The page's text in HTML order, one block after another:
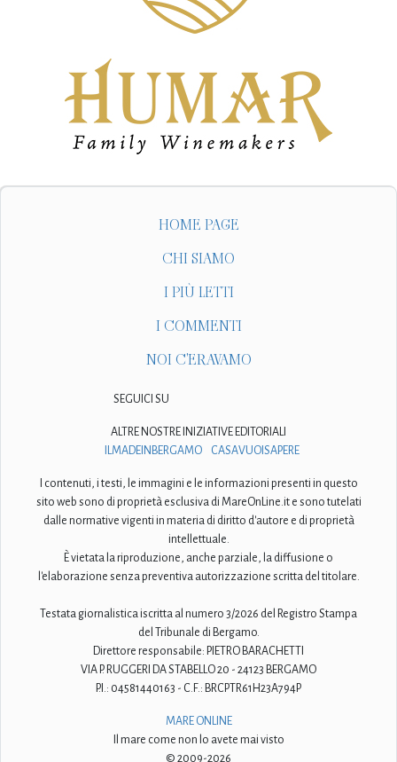
HOME PAGE
CHI SIAMO
I PIÙ LETTI
I COMMENTI
NOI C'ERAVAMO
SEGUICI SU
ALTRE NOSTRE INIZIATIVE EDITORIALI
ILMADEINBERGAMO
CASAVUOISAPERE
I contenuti, i testi, le immagini e le informazioni presenti in questo
sito web sono di proprietà esclusiva di MareOnLine.it e sono tutelati
dalle normative vigenti in materia di diritto d'autore e di proprietà
intellettuale.
È vietata la riproduzione, anche parziale, la diffusione o
l'elaborazione senza preventiva autorizzazione scritta del titolare.
Testata giornalistica iscritta al numero 3/2026 del Registro Stampa
del Tribunale di Bergamo.
Direttore responsabile: PIETRO BARACHETTI
VIA P. RUGGERI DA STABELLO 20 - 24123 BERGAMO
P.I.: 04581440163 - C.F.: BRCPTR61H23A794P
MARE ONLINE
Il mare come non lo avete mai visto
© 2009-2026